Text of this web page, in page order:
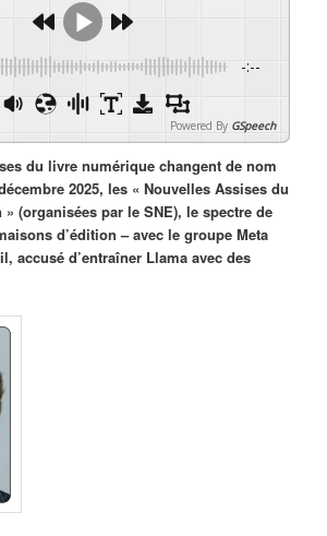
-:--
Powered By GSpeech
du livre numérique changent de nom
2025, les « Nouvelles Assises du
(organisées par le SNE), le spectre de
d’édition – avec le groupe Meta
accusé d’entraîner Llama avec des